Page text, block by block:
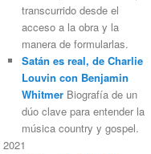
transcurrido desde el
acceso a la obra y la
manera de formularlas.
Satán es real, de Charlie
Louvin con Benjamin
WhitmerBiografía de un
dúo clave para entender la
música country y gospel.
2021